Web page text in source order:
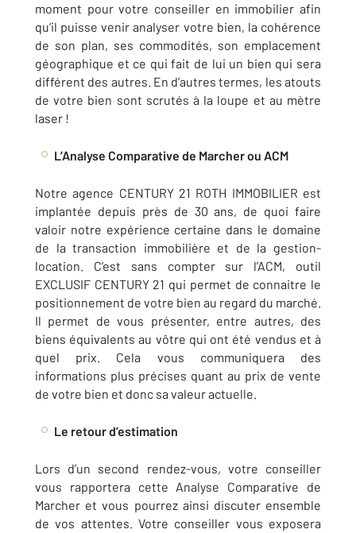
moment pour votre conseiller en immobilier afin
qu’il puisse venir analyser votre bien, la cohérence
de son plan, ses commodités, son emplacement
géographique et ce qui fait de lui un bien qui sera
différent des autres. En d’autres termes, les atouts
de votre bien sont scrutés à la loupe et au mètre
laser !
L’Analyse Comparative de Marcher ou ACM
Notre agence CENTURY 21 ROTH IMMOBILIER est
implantée depuis près de 30 ans, de quoi faire
valoir notre expérience certaine dans le domaine
de la transaction immobilière et de la gestion-
location. C’est sans compter sur l’ACM, outil
EXCLUSIF CENTURY 21 qui permet de connaitre le
positionnement de votre bien au regard du marché.
Il permet de vous présenter, entre autres, des
biens équivalents au vôtre qui ont été vendus et à
quel prix. Cela vous communiquera des
informations plus précises quant au prix de vente
de votre bien et donc sa valeur actuelle.
Le retour d’estimation
Lors d’un second rendez-vous, votre conseiller
vous rapportera cette Analyse Comparative de
Marcher et vous pourrez ainsi discuter ensemble
de vos attentes. Votre conseiller vous exposera